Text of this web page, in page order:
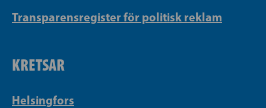
Transparensregister för politisk reklam
KRETSAR
Helsingfors